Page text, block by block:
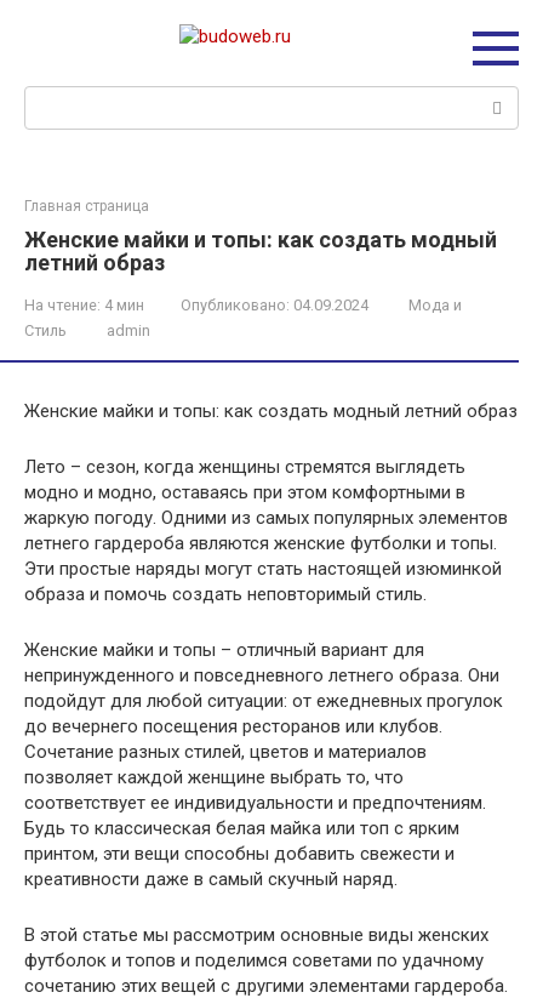
Главная страница
Женские майки и топы: как создать модный
летний образ
На чтение: 4 мин Опубликовано: 04.09.2024
Мода и
Стиль
admin
Женские майки и топы: как создать модный летний образ
Лето – сезон, когда женщины стремятся выглядеть
модно и модно, оставаясь при этом комфортными в
жаркую погоду. Одними из самых популярных элементов
летнего гардероба являются женские футболки и топы.
Эти простые наряды могут стать настоящей изюминкой
образа и помочь создать неповторимый стиль.
Женские майки и топы – отличный вариант для
непринужденного и повседневного летнего образа. Они
подойдут для любой ситуации: от ежедневных прогулок
до вечернего посещения ресторанов или клубов.
Сочетание разных стилей, цветов и материалов
позволяет каждой женщине выбрать то, что
соответствует ее индивидуальности и предпочтениям.
Будь то классическая белая майка или топ с ярким
принтом, эти вещи способны добавить свежести и
креативности даже в самый скучный наряд.
В этой статье мы рассмотрим основные виды женских
футболок и топов и поделимся советами по удачному
сочетанию этих вещей с другими элементами гардероба.